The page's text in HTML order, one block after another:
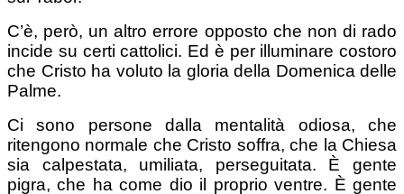
C’è, però, un altro errore opposto che non di rado
incide su certi cattolici. Ed è per illuminare costoro
che Cristo ha voluto la gloria della Domenica delle
Palme.
Ci sono persone dalla mentalità odiosa, che
ritengono normale che Cristo soffra, che la Chiesa
sia calpestata, umiliata, perseguitata. È gente
pigra, che ha come dio il proprio ventre. È gente